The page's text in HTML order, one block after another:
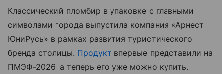
Классический пломбир в упаковке с главными
символами города выпустила компания «Арнест
ЮниРусь» в рамках развития туристического
бренда столицы. Продукт впервые представили на
ПМЭФ-2026, а теперь его уже можно купить.